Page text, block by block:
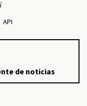
API
de noticias